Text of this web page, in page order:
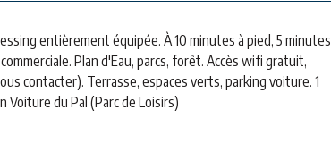
entièrement équipée. À 10 minutes à pied, 5 minutes
Plan d'Eau, parcs, forêt. Accès wifi gratuit,
contacter). Terrasse, espaces verts, parking voiture. 1
Voiture du Pal (Parc de Loisirs)